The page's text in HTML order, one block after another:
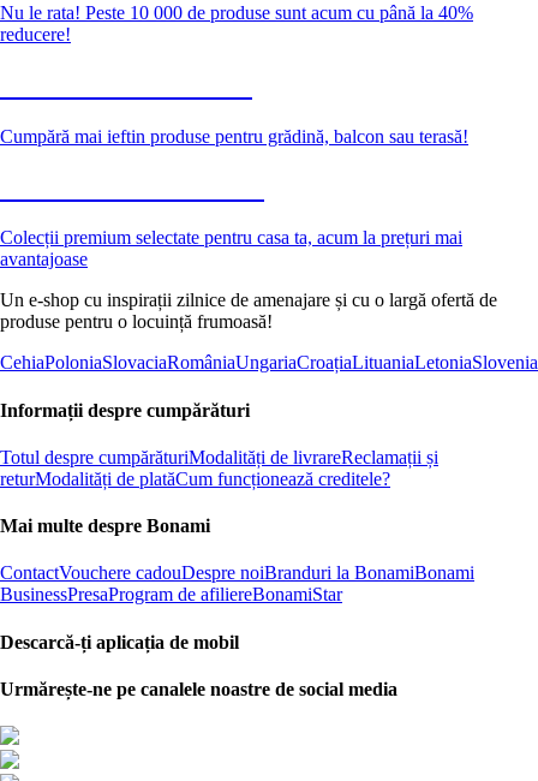
Nu le rata! Peste 10 000 de produse sunt acum cu până la 40%
reducere!
Cumpără mai ieftin produse pentru grădină, balcon sau terasă!
Colecții premium selectate pentru casa ta, acum la prețuri mai
avantajoase
Un e-shop cu inspirații zilnice de amenajare și cu o largă ofertă de
produse pentru o locuință frumoasă!
CehiaPoloniaSlovaciaRomâniaUngariaCroațiaLituaniaLetoniaSlovenia
Informații despre cumpărături
Totul despre cumpărăturiModalități de livrareReclamații și
returModalități de platăCum funcționează creditele?
Mai multe despre Bonami
ContactVouchere cadouDespre noiBranduri la BonamiBonami
BusinessPresaProgram de afiliereBonamiStar
Descarcă-ți aplicația de mobil
Urmărește-ne pe canalele noastre de social media